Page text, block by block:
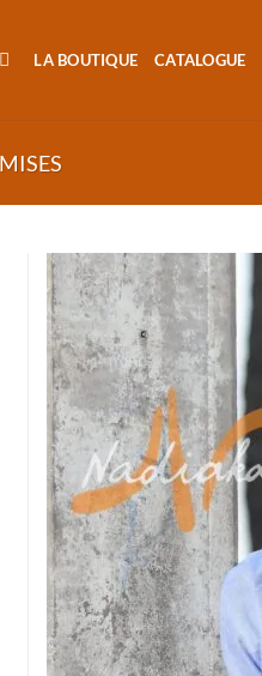
LA BOUTIQUE CATALOGUE